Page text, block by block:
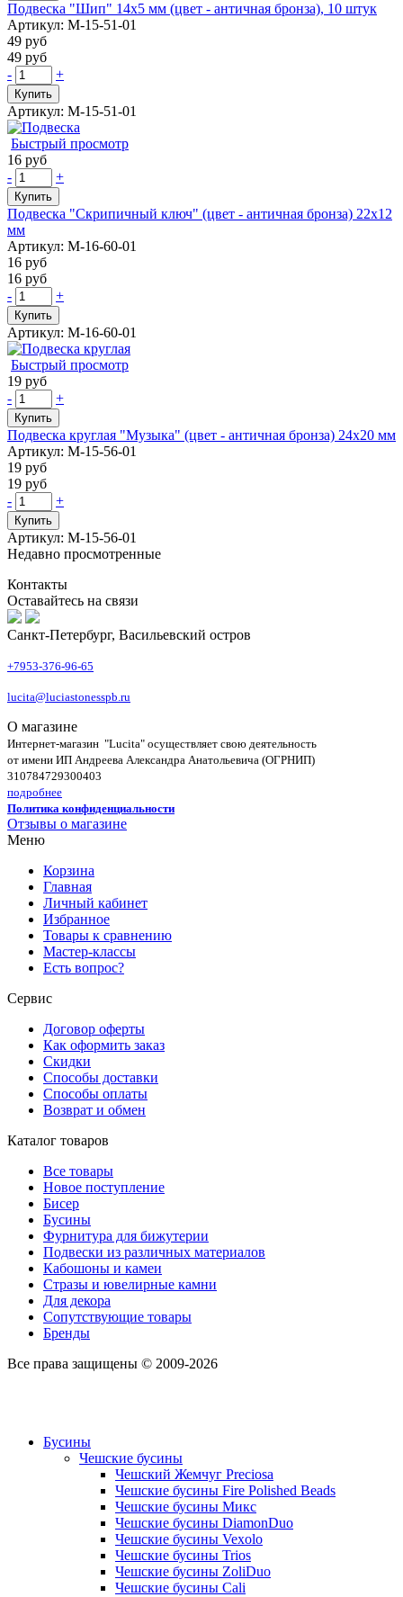
Подвеска "Шип" 14х5 мм (цвет - античная бронза), 10 штук
Артикул: М-15-51-01
49 руб
49 руб
-
+
Купить
Артикул: М-15-51-01
Быстрый просмотр
16 руб
-
+
Купить
Подвеска "Скрипичный ключ" (цвет - античная бронза) 22х12
мм
Артикул: М-16-60-01
16 руб
16 руб
-
+
Купить
Артикул: М-16-60-01
Быстрый просмотр
19 руб
-
+
Купить
Подвеска круглая "Музыка" (цвет - античная бронза) 24х20 мм
Артикул: М-15-56-01
19 руб
19 руб
-
+
Купить
Артикул: М-15-56-01
Недавно просмотренные
Контакты
Оставайтесь на связи
Санкт-Петербург, Васильевский остров
+7953-376-96-65
lucita@luciastonesspb.ru
О магазине
Интернет-магазин "Lucita" осуществляет свою деятельность
от имени ИП Андреева Александра Анатольевича (ОГРНИП)
310784729300403
подробнее
Политика конфиденциальности
Отзывы о магазине
Меню
Корзина
Главная
Личный кабинет
Избранное
Товары к сравнению
Мастер-классы
Есть вопрос?
Сервис
Договор оферты
Как оформить заказ
Скидки
Способы доставки
Способы оплаты
Возврат и обмен
Каталог товаров
Все товары
Новое поступление
Бисер
Бусины
Фурнитура для бижутерии
Подвески из различных материалов
Кабошоны и камеи
Стразы и ювелирные камни
Для декора
Сопутствующие товары
Бренды
Все права защищены © 2009-2026
Бусины
Чешские бусины
Чешский Жемчуг Preciosa
Чешские бусины Fire Polished Beads
Чешские бусины Микс
Чешские бусины DiamonDuo
Чешские бусины Vexolo
Чешские бусины Trios
Чешские бусины ZoliDuo
Чешские бусины Cali